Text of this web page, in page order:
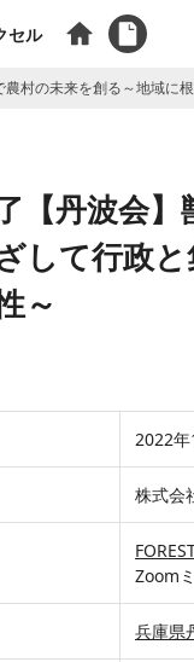
セル
村の未来を創る～地域に
【丹波会
して行政
～
2022
株式会
Zoom
兵庫県